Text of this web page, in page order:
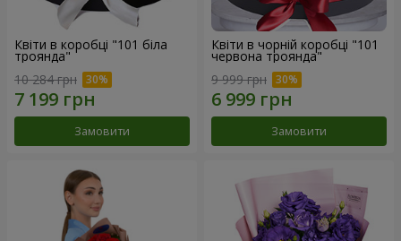
Квіти в коробці "101 біла
троянда"
10 284 грн
Замовити
Квіти в чорній коробці "101
червона троянда"
9 999 грн
Замовити